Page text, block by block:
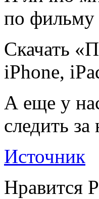
по фильму
Скачать
iPhone,
А еще у
следить
Источник
Нравится